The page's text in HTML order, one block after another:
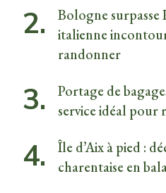
Bologne surpasse
italienne
randonner
Portage de
service idéal
Île d’Aix à pied :
charentaise en